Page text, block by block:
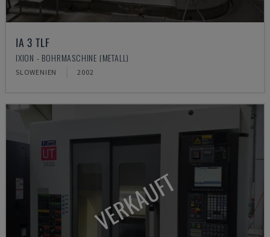
IA 3 TLF
IXION - BOHRMASCHINE (METALL)
SLOWENIEN 2002
VERKAUFT